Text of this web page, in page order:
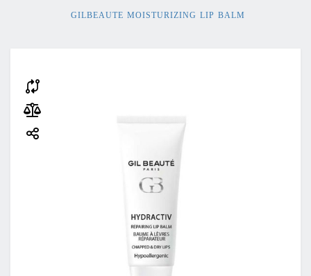
GILBEAUTE MOISTURIZING LIP BALM